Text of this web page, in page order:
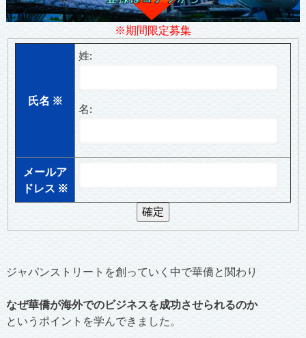
※期間限定募集
氏名 ※
姓:
名:
メールア
ドレス ※
ジャパンストリートを創っていく中で華僑と関わり
なぜ華僑が海外でのビジネスを成功させられるのか
というポイントを学んできました。